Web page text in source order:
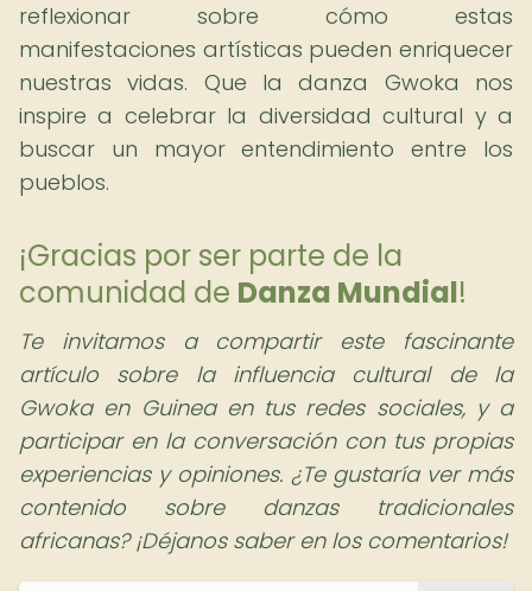
reflexionar sobre cómo estas
manifestaciones artísticas pueden enriquecer
nuestras vidas. Que la danza Gwoka nos
inspire a celebrar la diversidad cultural y a
buscar un mayor entendimiento entre los
pueblos.
¡Gracias por ser parte de la
comunidad de Danza Mundial!
Te invitamos a compartir este fascinante
artículo sobre la influencia cultural de la
Gwoka en Guinea en tus redes sociales, y a
participar en la conversación con tus propias
experiencias y opiniones. ¿Te gustaría ver más
contenido sobre danzas tradicionales
africanas? ¡Déjanos saber en los comentarios!